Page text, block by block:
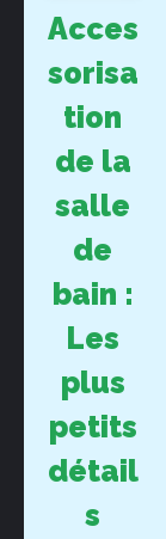
Acces
sorisa
tion
de la
salle
de
bain :
Les
plus
petits
détail
s